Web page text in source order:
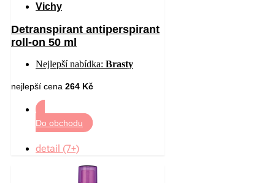
Vichy
Detranspirant antiperspirant
roll-on 50 ml
Nejlepší nabídka: Brasty
nejlepší cena 264 Kč
Do obchodu
detail (7+)